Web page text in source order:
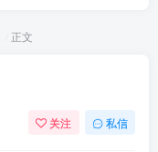
正文
关注 私信